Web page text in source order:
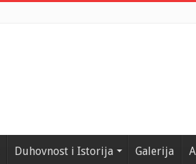
Duhovnost i Istorija Galerija